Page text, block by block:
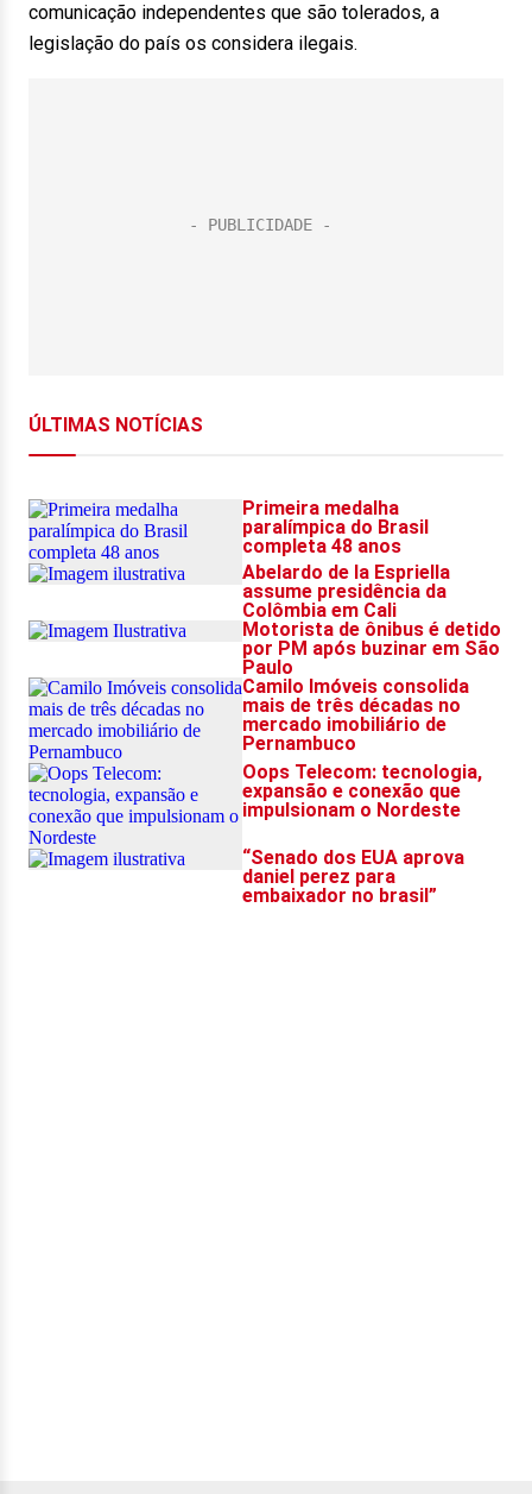
comunicação independentes que são tolerados, a
legislação do país os considera ilegais.